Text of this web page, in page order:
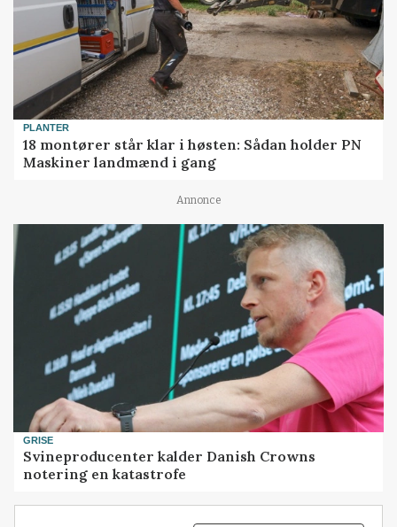
PLANTER
18 montører står klar i høsten: Sådan holder PN
Maskiner landmænd i gang
Annonce
GRISE
Svineproducenter kalder Danish Crowns
notering en katastrofe